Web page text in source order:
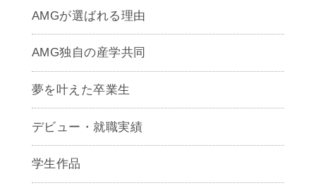
AMGが選ばれる理由
AMG独自の産学共同
夢を叶えた卒業生
デビュー・就職実績
学生作品